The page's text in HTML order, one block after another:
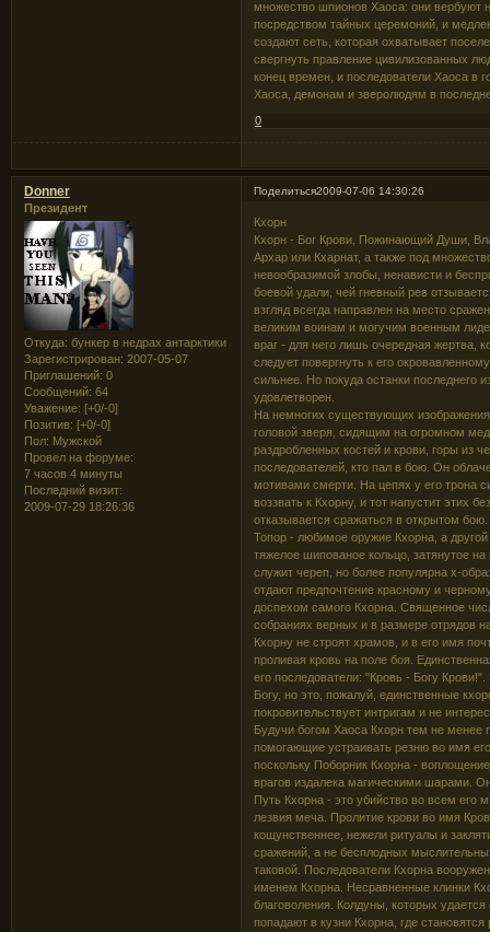
множество шпионов Хаоса: они вербуют
посредством тайных церемоний, и
создают сеть, которая охватывает
свергнуть правление цивилизованных
конец времен, и последователи Хаоса в
Хаоса, демонам и зверолюдям в
0
Поделиться2009-07-06 14:30:26
Donner
Президент
Откуда: бункер в недрах антарктики
Зарегистрирован: 2007-05-07
Приглашений: 0
Сообщений: 64
Уважение: [+0/-0]
Позитив: [+0/-0]
Пол: Мужской
Провел на форуме:
7 часов 4 минуты
Последний визит:
2009-07-29 18:26:36
Кхорн
Кхорн - Бог Крови, Пожинающий Души,
Архар или Кхарнат, а также под
невообразимой злобы, ненависти и
боевой удали, чей гневный рев
взгляд всегда направлен на место
великим воинам и могучим военным
враг - для него лишь очередная жертва,
следует повергнуть к его
сильнее. Но покуда останки последнего
удовлетворен.
На немногих существующих
головой зверя, сидящим на огромном
раздробленных костей и крови, горы из
последователей, кто пал в бою. Он
мотивами смерти. На цепях у его трона
воззвать к Кхорну, и тот напустит этих
отказывается сражаться в открытом бою.
Топор - любимое оружие Кхорна, а
тяжелое шипованое кольцо, затянутое
служит череп, но более популярна x-
отдают предпочтение красному и
доспехом самого Кхорна. Священное
собраниях верных и в размере отрядов
Кхорну не строят храмов, и в его имя
проливая кровь на поле боя.
его последователи: "Кровь - Богу
Богу, но это, пожалуй, единственные
покровительствует интригам и не
Будучи богом Хаоса Кхорн тем не менее
помогающие устраивать резню во имя
поскольку Поборник Кхорна -
врагов издалека магическими шарами.
Путь Кхорна - это убийство во всем его
лезвия меча. Пролитие крови во имя
кощунственнее, нежели ритуалы и
сражений, а не бесплодных
таковой. Последователи Кхорна
именем Кхорна. Несравненные клинки
благоволения. Колдуны, которых
попадают в кузни Кхорна, где